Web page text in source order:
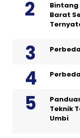
Bintang
Barat
Teknik
Umbi